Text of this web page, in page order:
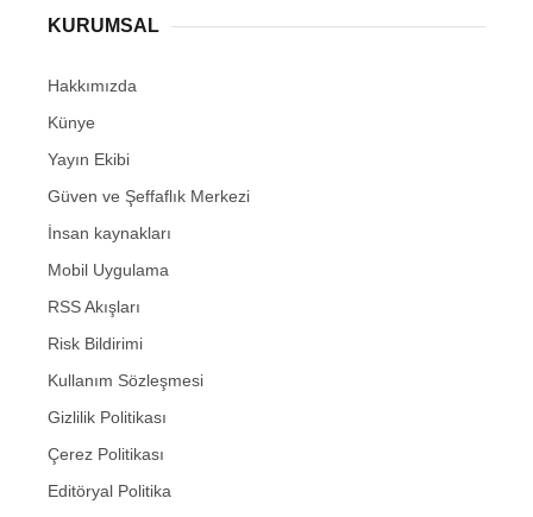
KURUMSAL
Hakkımızda
Künye
Yayın Ekibi
Güven ve Şeffaflık Merkezi
İnsan kaynakları
Mobil Uygulama
RSS Akışları
Risk Bildirimi
Kullanım Sözleşmesi
Gizlilik Politikası
Çerez Politikası
Editöryal Politika